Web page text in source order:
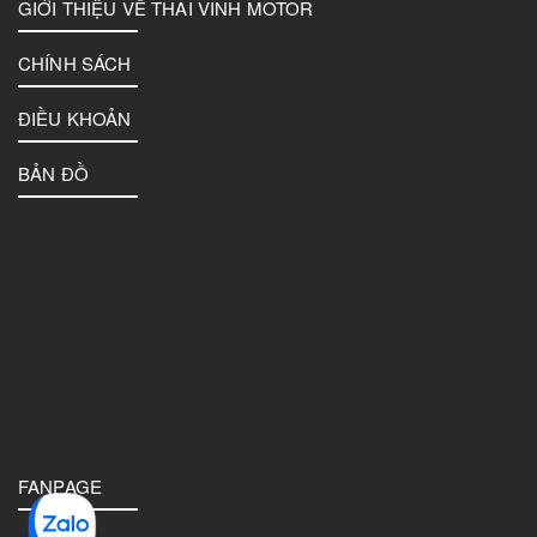
GIỚI THIỆU VỀ THAI VINH MOTOR
CHÍNH SÁCH
ĐIỀU KHOẢN
BẢN ĐỒ
FANPAGE